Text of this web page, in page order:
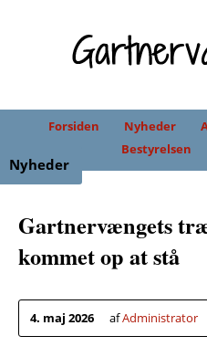
Forsiden Nyheder
Bestyrelsen
Nyheder
Gartnervængets
kommet op at stå
4. maj 2026 afAdministrator